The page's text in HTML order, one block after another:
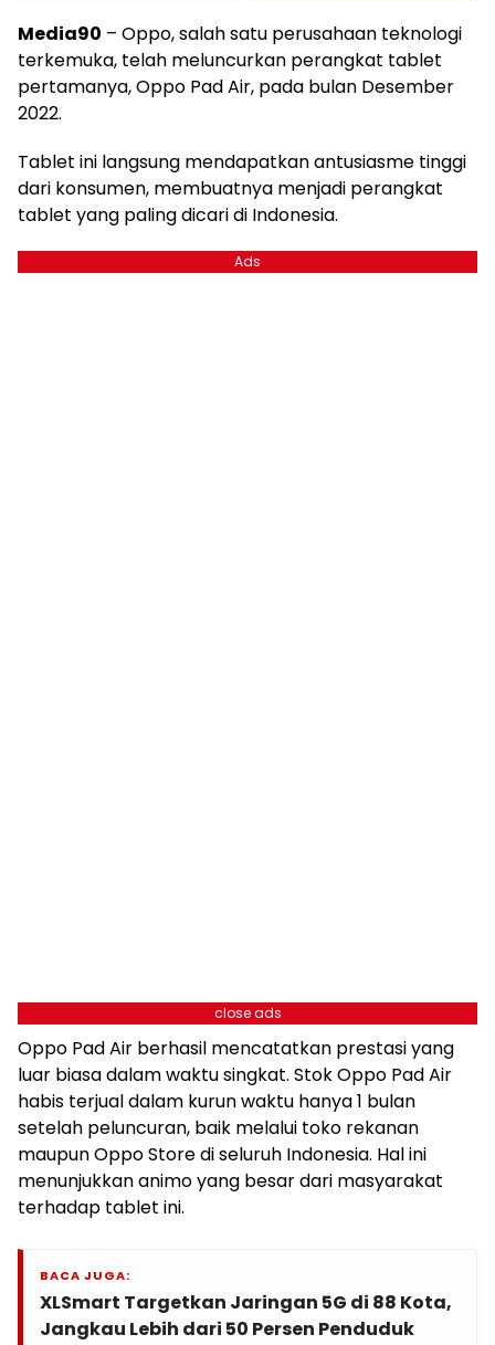
Media90 – Oppo, salah satu perusahaan teknologi
terkemuka, telah meluncurkan perangkat tablet
pertamanya, Oppo Pad Air, pada bulan Desember
2022.
Tablet ini langsung mendapatkan antusiasme tinggi
dari konsumen, membuatnya menjadi perangkat
tablet yang paling dicari di Indonesia.
Ads
close ads
Oppo Pad Air berhasil mencatatkan prestasi yang
luar biasa dalam waktu singkat. Stok Oppo Pad Air
habis terjual dalam kurun waktu hanya 1 bulan
setelah peluncuran, baik melalui toko rekanan
maupun Oppo Store di seluruh Indonesia. Hal ini
menunjukkan animo yang besar dari masyarakat
terhadap tablet ini.
BACA JUGA:
XLSmart Targetkan Jaringan 5G di 88 Kota,
Jangkau Lebih dari 50 Persen Penduduk